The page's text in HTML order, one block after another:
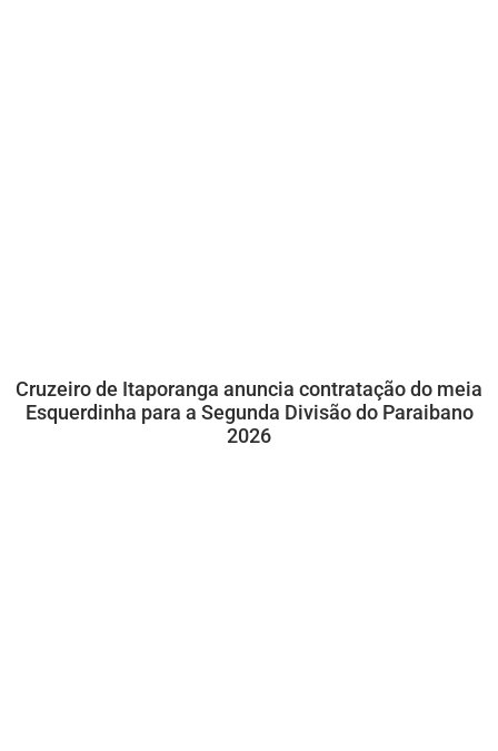
Cruzeiro de Itaporanga anuncia contratação do meia
Esquerdinha para a Segunda Divisão do Paraibano
2026